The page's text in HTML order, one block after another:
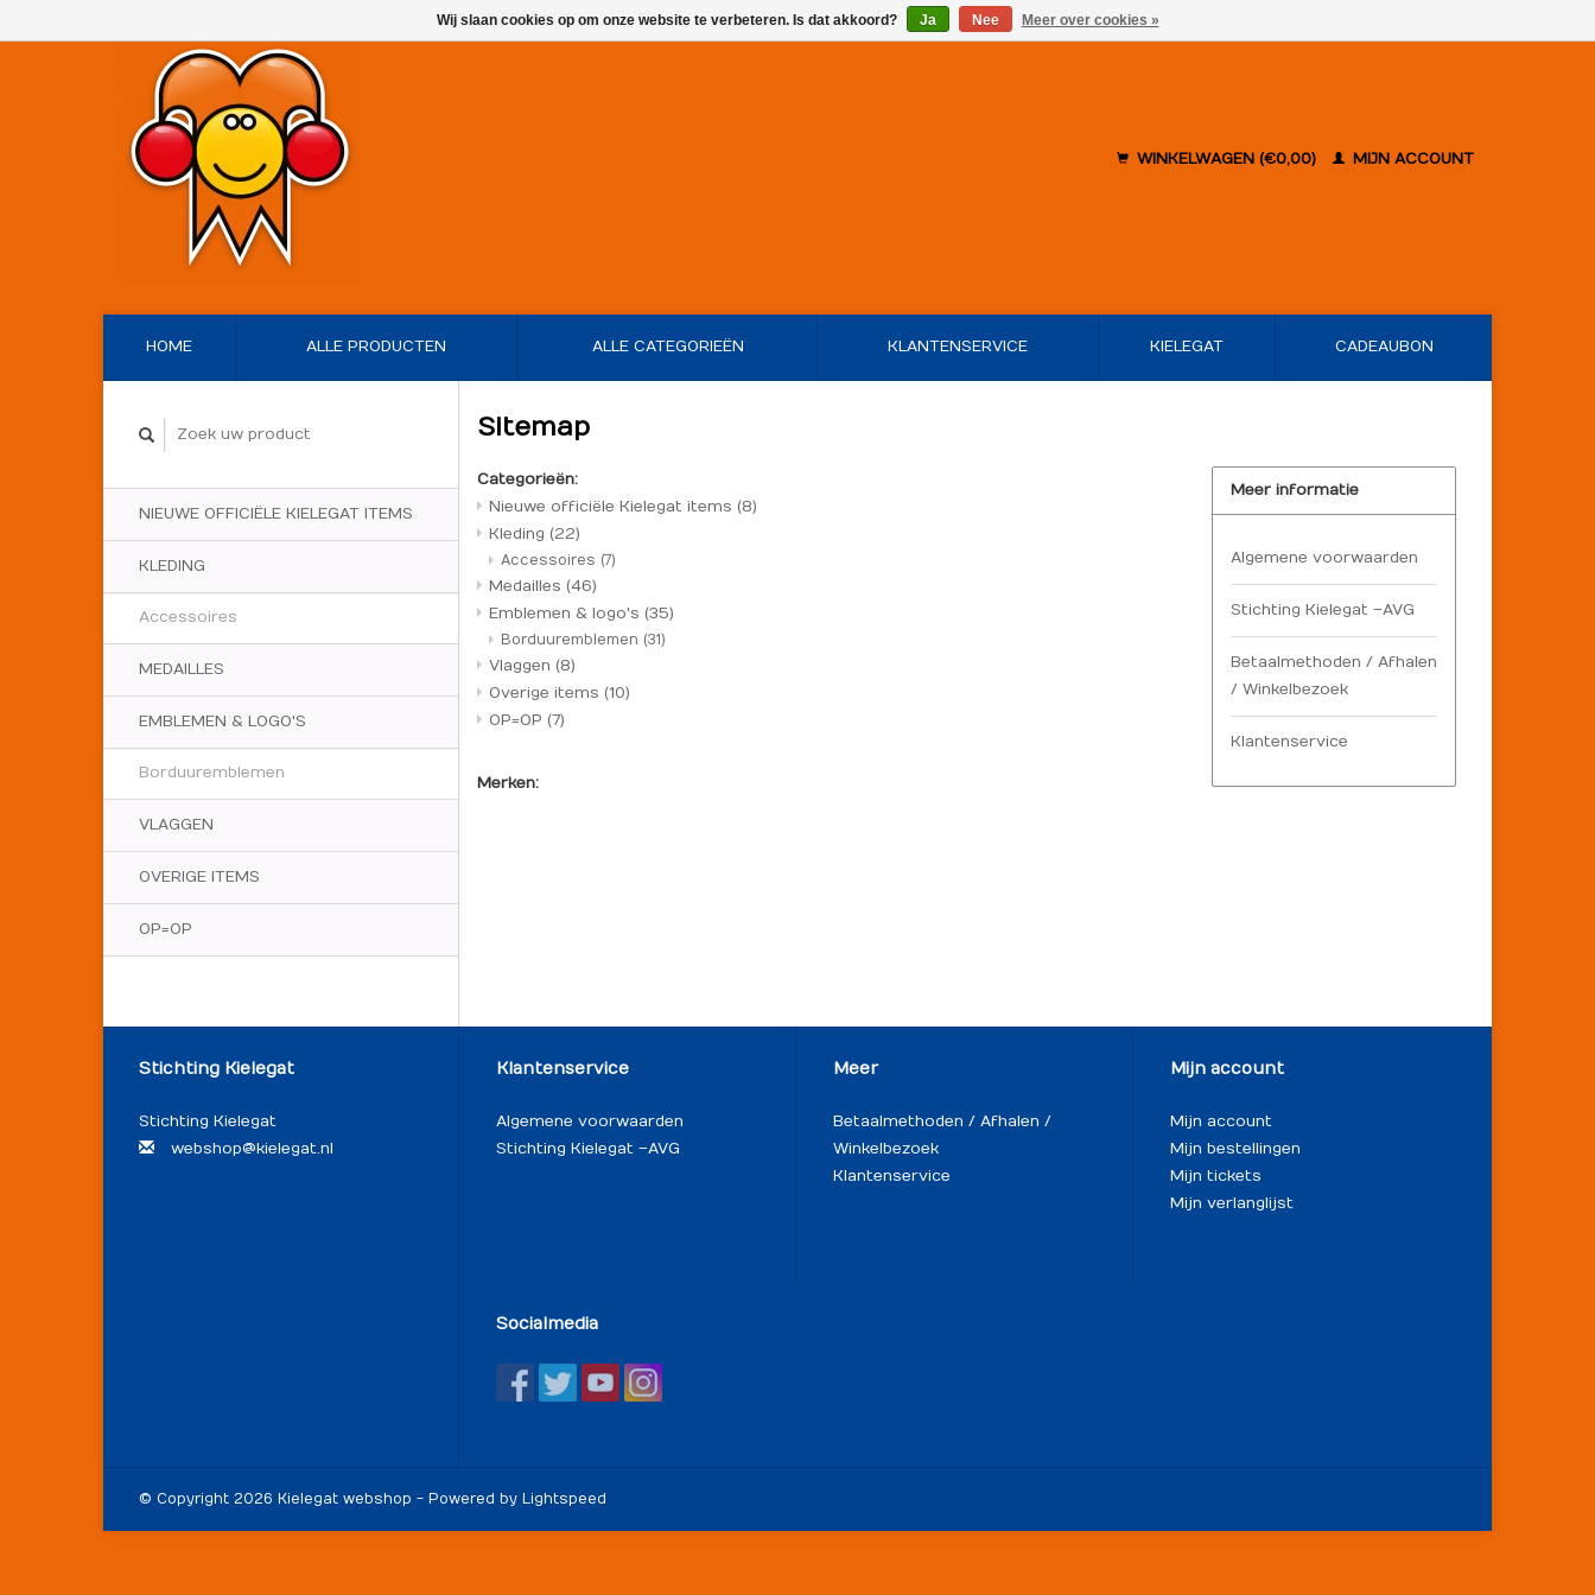
WINKELWAGEN (€0,00) MIJN ACCOUNT
HOME ALLE PRODUCTEN ALLE CATEGORIEËN KLANTENSERVICE KIELEGAT CADEAUBON
NIEUWE OFFICIËLE KIELEGAT ITEMS
KLEDING
Accessoires
MEDAILLES
EMBLEMEN & LOGO'S
Borduuremblemen
VLAGGEN
OVERIGE ITEMS
OP=OP
Sitemap
Categorieën:
Nieuwe officiële Kielegat items (8)
Kleding (22)
Accessoires (7)
Medailles (46)
Emblemen & logo's (35)
Borduuremblemen (31)
Vlaggen (8)
Overige items (10)
OP=OP (7)
Merken:
Meer informatie
Algemene voorwaarden
Stichting Kielegat – AVG
Betaalmethoden / Afhalen
/ Winkelbezoek
Klantenservice
Stichting Kielegat
Stichting Kielegat
webshop@kielegat.nl
Klantenservice
Algemene voorwaarden
Stichting Kielegat – AVG
Meer
Betaalmethoden / Afhalen /
Winkelbezoek
Klantenservice
Mijn account
Mijn account
Mijn bestellingen
Mijn tickets
Mijn verlanglijst
Socialmedia
© Copyright 2026 Kielegat webshop - Powered by Lightspeed
Wij slaan cookies op om onze website te verbeteren. Is dat akkoord? Ja Nee Meer over cookies »